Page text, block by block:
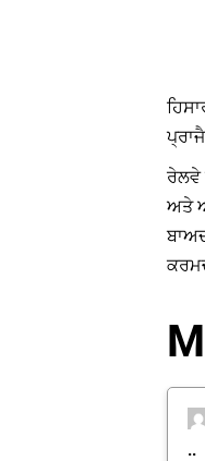
ਰੇਲਵੇ
ਅਤੇ
..